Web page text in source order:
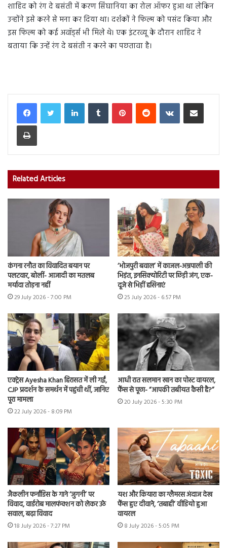
शाहिद को रंग दे बसंती में करण सिंघानिया का रोल ऑफर हुआ था लेकिन
उन्होंने इसे करने से मना कर दिया था। दर्शकों ने फिल्म को पसंद किया और
इस फिल्म को कई अवॉर्ड्स भी मिले थे। एक इंटरव्यू के दौरान शाहिद ने
बताया कि उन्हें रंग दे बसंती न करने का पछतावा है।
LinkedInTumblr PinterestReddit VKontakteShare via Email
Print
Related Articles
कंगना रनौत का विवादित बयान पर
पलटवार, बोलीं- आजादी का मतलब
मर्यादा तोड़ना नहीं
29 July 2026 - 7:00 PM
‘भोजपुरी बवाल’ में काजल-अम्रपाली की
भिड़ंत, इनसिक्योरिटी पर छिड़ी जंग, एक-
दूजे से भिड़ीं हसिनाएं
25 July 2026 - 6:57 PM
एक्ट्रेस Ayesha Khan हिरासत में ली गईं,
CJP प्रदर्शन के समर्थन में पहुंची थीं, जानिए
पूरा मामला
22 July 2026 - 8:09 PM
आधी रात सलमान खान का पोस्ट वायरल,
फैंस से पूछा- “आपकी तबीयत कैसी है?”
20 July 2026 - 5:30 PM
जैकलीन फर्नांडिस के गाने ‘जुगनी’ पर
विवाद, वार्डरोब मालफंक्शन को लेकर उठे
सवाल, बढ़ा विवाद
18 July 2026 - 7:27 PM
यश और कियारा का ग्लैमरस अंदाज देख
फैंस हुए दीवाने, ‘तबाही’ वीडियो हुआ
वायरल
8 July 2026 - 5:05 PM